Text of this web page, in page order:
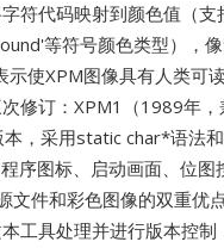
符代码映射到颜色值（
等符号颜色类型），
示使XPM图像具有人类可
修订：XPM1（1989年
，采用static char*语法
序图标、启动画面、位
文件和彩色图像的双重优
工具处理并进行版本控